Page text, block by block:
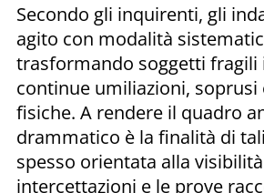
Secondo gli inquirenti, gli
agito con modalità
trasformando soggetti fragili
continue umiliazioni, soprusi
fisiche. A rendere il quadro
drammatico è la finalità di
spesso orientata alla
intercettazioni e le prove